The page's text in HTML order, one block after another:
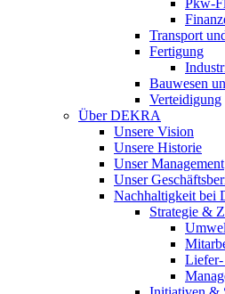
Transport
Fertigung
Bauwesen
Verteidigung
Über DEKRA
Unsere Vision
Unsere Historie
Unser Management
Unser
Nachhaltigkeit bei
Strategie &
Liefer-